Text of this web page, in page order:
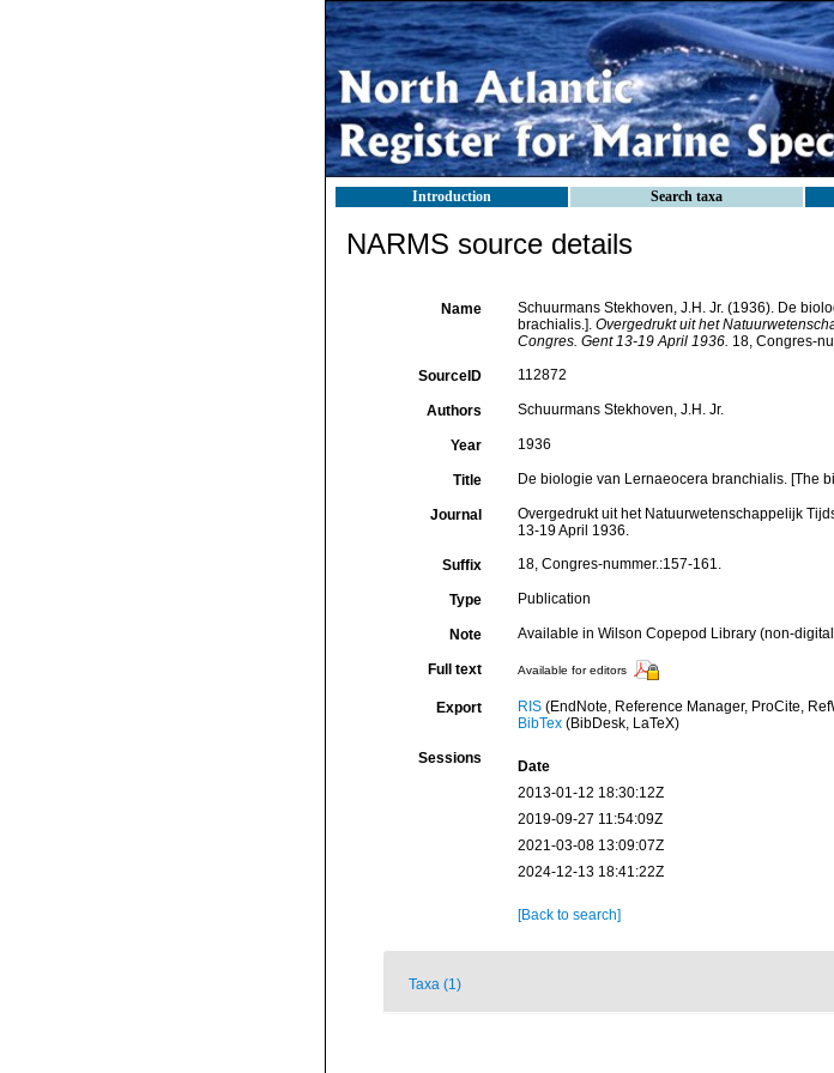
Introduction Search taxa
NARMS source details
Name
Schuurmans Stekhoven, J.H. Jr. (1936). De
brachialis.]. Overgedrukt uit het
Congres. Gent 13-19 April 1936. 18, Congres-
SourceID 112872
Authors Schuurmans Stekhoven, J.H. Jr.
Year 1936
Title De biologie van Lernaeocera branchialis. [The
Journal
Overgedrukt uit het Natuurwetenschappelijk
13-19 April 1936.
Suffix 18, Congres-nummer.:157-161.
Type Publication
Note Available in Wilson Copepod Library (non-
Full text Available for editors
Export RIS(EndNote, Reference Manager, ProCite,
BibTex(BibDesk, LaTeX)
Sessions Date
2013-01-12 18:30:12Z
2019-09-27 11:54:09Z
2021-03-08 13:09:07Z
2024-12-13 18:41:22Z
[Back to search]
Taxa (1)